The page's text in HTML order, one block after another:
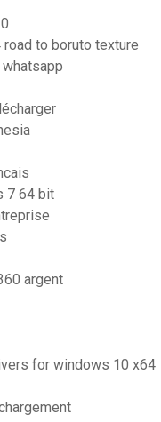
to boruto texture
7 64 bit
argent
for windows 10 x64